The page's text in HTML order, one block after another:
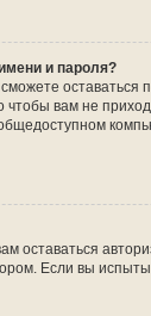
и пароля?
оставаться
чтобы вам не
оставаться
Если вы